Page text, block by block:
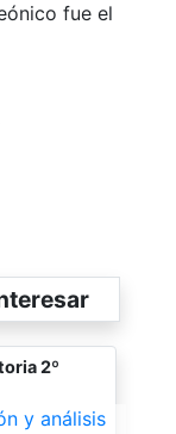
fue el
2º
y análisis